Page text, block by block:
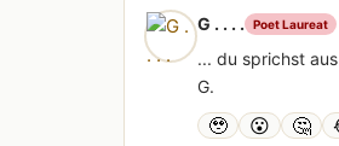
G . . . . Poet Laureat
... du sprichst
G.
🥹 😮 🤔